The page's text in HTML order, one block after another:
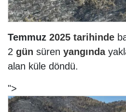
Temmuz 2025 tarihinde
2 gün süren yangında
alan küle döndü.
">